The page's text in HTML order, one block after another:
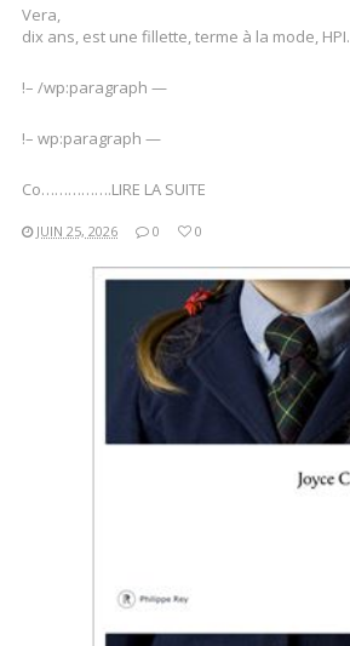
Vera,
dix ans, est une fillette, terme à la mode, HPI.
!– /wp:paragraph —
!– wp:paragraph —
Co…………….LIRE LA SUITE
JUIN 25, 2026 0 0